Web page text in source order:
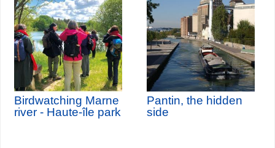
Birdwatching Marne
river - Haute-île park
Pantin, the hidden
side